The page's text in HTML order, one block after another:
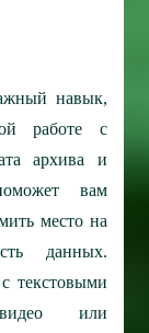
навык,
работе с
архива и
вам
место на
данных.
текстовыми
видео или